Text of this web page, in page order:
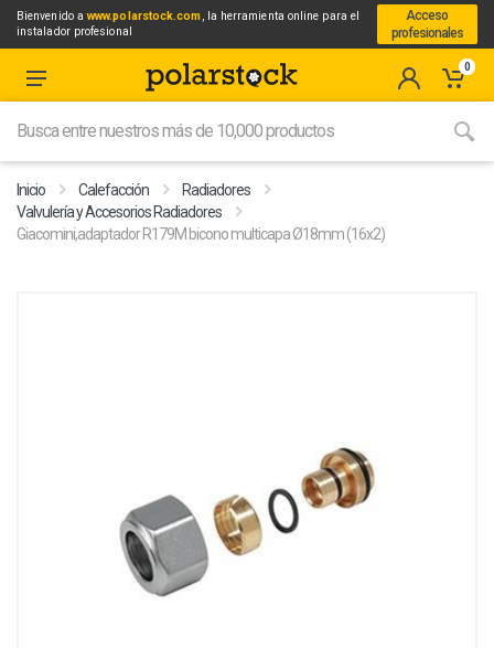
Bienvenido awww.polarstock.com, la herramienta online para el
instalador profesional
Acceso
profesionales
0
Inicio Calefacción
Radiadores
Valvulería y Accesorios Radiadores
Giacomini,adaptador R179M bicono multicapa Ø18mm (16x2)